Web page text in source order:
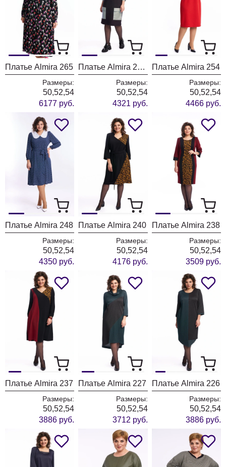
Платье Almira 265
Размеры:
50,52,54
6177 руб.
Платье Almira 232 серебро
Размеры:
50,52,54
4321 руб.
Платье Almira 254
Размеры:
50,52,54
4466 руб.
Платье Almira 248
Размеры:
50,52,54
4350 руб.
Платье Almira 240
Размеры:
50,52,54
4176 руб.
Платье Almira 238
Размеры:
50,52,54
3509 руб.
Платье Almira 237
Размеры:
50,52,54
3886 руб.
Платье Almira 227
Размеры:
50,52,54
3712 руб.
Платье Almira 226
Размеры:
50,52,54
3886 руб.